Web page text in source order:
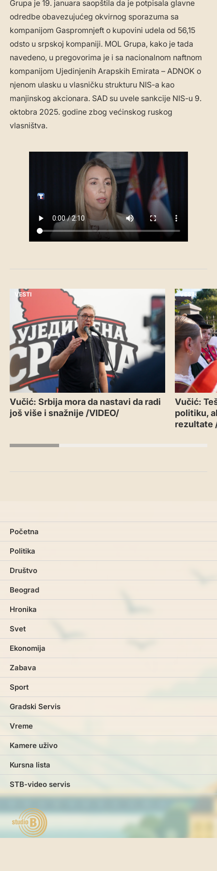
Grupa je 19. januara saopštila da je potpisala glavne
odredbe obavezujućeg okvirnog sporazuma sa
kompanijom Gaspromnjeft o kupovini udela od 56,15
odsto u srpskoj kompaniji. MOL Grupa, kako je tada
navedeno, u pregovorima je i sa nacionalnom naftnom
kompanijom Ujedinjenih Arapskih Emirata – ADNOK o
njenom ulasku u vlasničku strukturu NIS-a kao
manjinskog akcionara. SAD su uvele sankcije NIS-u 9.
oktobra 2025. godine zbog većinskog ruskog
vlasništva.
VESTI
Vučić: Srbija mora da nastavi da radi
još više i snažnije /VIDEO/
VESTI
Vučić:
politiku,
rezultate
Početna
Politika
Društvo
Beograd
Hronika
Svet
Ekonomija
Zabava
Sport
Gradski Servis
Vreme
Kamere uživo
Kursna lista
STB-video servis